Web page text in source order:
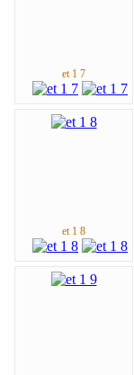
et 1 7
et 1 8